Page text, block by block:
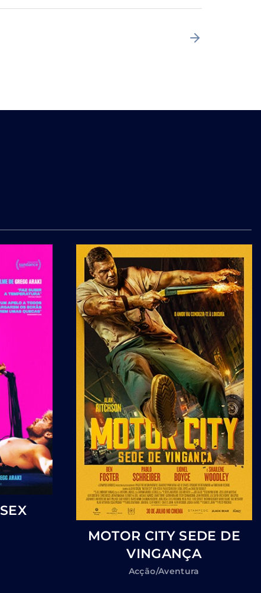
MOTOR CITY SEDE DE
VINGANÇA
Acção/Aventura